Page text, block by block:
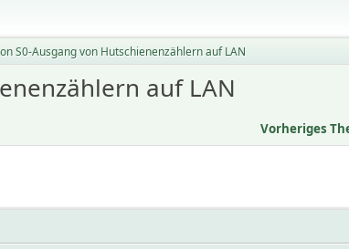
S0-Ausgang von Hutschienenzählern auf LAN
auf LAN
Vorheriges